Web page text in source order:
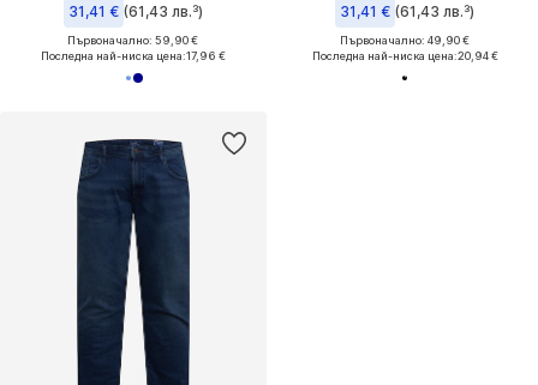
31,41 € (61,43 лв.³)
Първоначално: 59,90 €
Последна най-ниска цена:17,96 €
31,41 € (61,43 лв.³)
Първоначално: 49,90 €
Последна най-ниска цена:20,94 €